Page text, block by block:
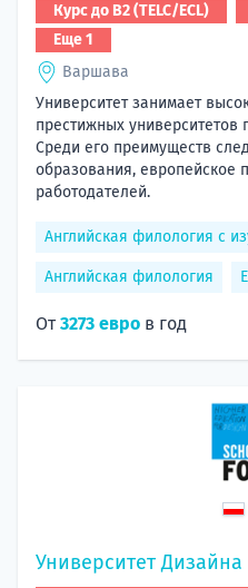
Курс до B2 (TELC/ECL)
Еще 1
Варшава
Университет занимает
престижных университетов
Среди его преимуществ
образования, европейское
работодателей.
Английская филология с
Английская филология
От3273 евро в год
Университет